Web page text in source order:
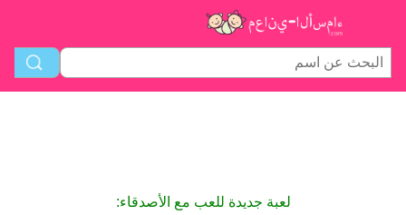
لعبة جديدة للعب مع الأصدقاء: